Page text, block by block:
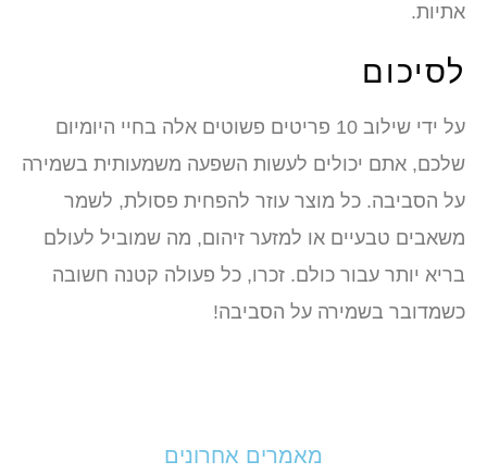
אתיות.
לסיכום
על ידי שילוב 10 פריטים פשוטים אלה בחיי היומיום
שלכם, אתם יכולים לעשות השפעה משמעותית בשמירה
על הסביבה. כל מוצר עוזר להפחית פסולת, לשמר
משאבים טבעיים או למזער זיהום, מה שמוביל לעולם
בריא יותר עבור כולם. זכרו, כל פעולה קטנה חשובה
כשמדובר בשמירה על הסביבה!
מאמרים אחרונים